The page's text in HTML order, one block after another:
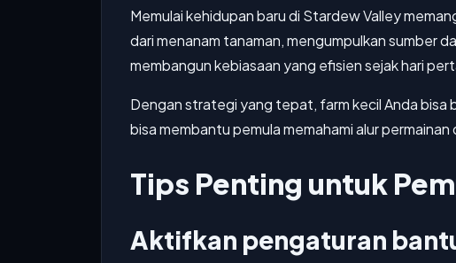
Memulai kehidupan baru di Stardew Valley
dari menanam tanaman, mengumpulkan sumber
membangun kebiasaan yang efisien sejak hari
Dengan strategi yang tepat, farm kecil Anda
bisa membantu pemula memahami alur
Tips Penting untuk
Aktifkan pengaturan